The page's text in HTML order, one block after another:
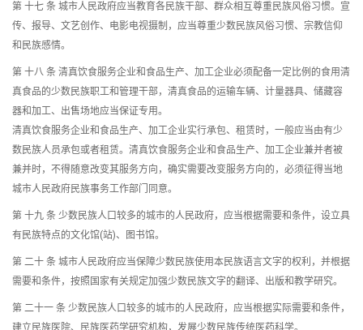
第 十七 条 城市人民政府应当教育各民族干部、群众相互尊重民族风俗习惯。宣
传、报导、文艺创作、电影电视摄制，应当尊重少数民族风俗习惯、宗教信仰
和民族感情。
第 十八 条 清真饮食服务企业和食品生产、加工企业必须配备一定比例的食用清
真食品的少数民族职工和管理干部，清真食品的运输车辆、计量器具、储藏容
器和加工、出售场地应当保证专用。
清真饮食服务企业和食品生产、加工企业实行承包、租赁时，一般应当由有少
数民族人员承包或者租赁。清真饮食服务企业和食品生产、加工企业兼并者被
兼并时，不得随意改变其服务方向，确实需要改变服务方向的，必须征得当地
城市人民政府民族事务工作部门同意。
第 十九 条 少数民族人口较多的城市的人民政府，应当根据需要和条件，设立具
有民族特点的文化馆(站)、图书馆。
第 二十 条 城市人民政府应当保障少数民族使用本民族语言文字的权利，并根据
需要和条件，按照国家有关规定加强少数民族文字的翻译、出版和教学研究。
第 二十一 条 少数民族人口较多的城市的人民政府，应当根据实际需要和条件，
建立民族医院、民族医药学研究机构，发展少数民族传统医药科学。